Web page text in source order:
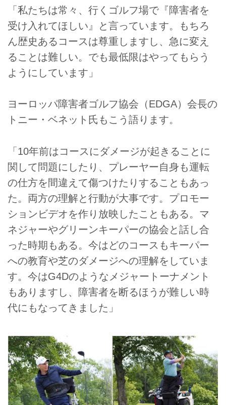
「私たちは常々、行くゴルフ場で『障害者を
受け入れてほしい』と言っています。もちろ
ん歴史あるコースは尊重しますし、急に変え
ることは難しい。でも最低限はやってもらう
ようにしています」
ヨーロッパ障害者ゴルフ協会（EDGA）会長の
トニー・ベネット氏もこう語ります。
「10年前はコースにダメージが起きることに
関して問題にしたり、プレーヤー自身も運転
の仕方を間違えて傷つけたりすることもあっ
た。両方の理解と行動が大事です。プロモー
ションビデオを作り放映したこともある。マ
ネジャーやグリーンキーパーの協会と話し合
った時期もある。今はどのコースもキーパー
への教育や芝のダメージへの理解をしていま
す。今はG4Dのようなメジャートーナメント
もありますし、障害者を断るほうが難しい時
代にもなってきました」